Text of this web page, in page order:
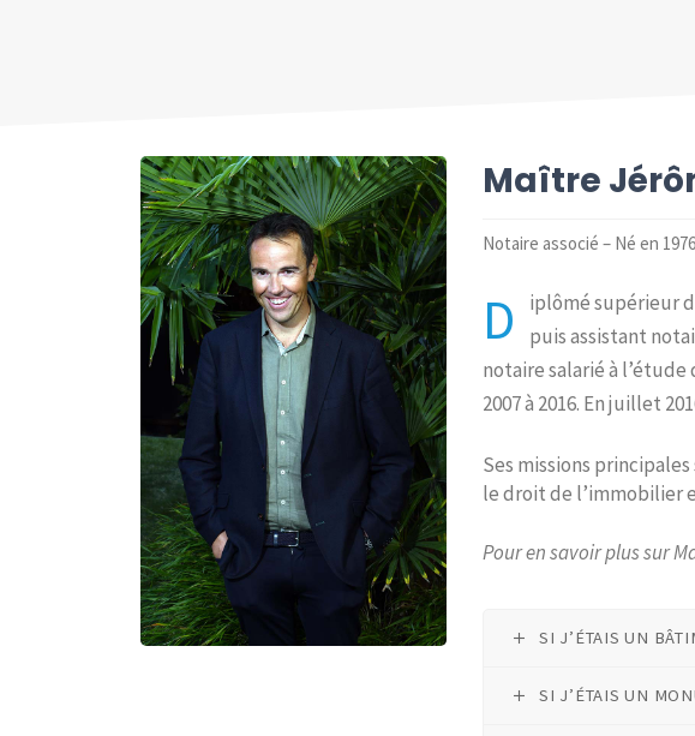
Maître
Notaire associé – Né en
D
iplômé supérieur
puis assistant
notaire salarié à
2007 à 2016. En juillet
Ses missions
le droit de l’immobilier
Pour en savoir plus sur
SI J’ÉTAIS UN
SI J’ÉTAIS UN